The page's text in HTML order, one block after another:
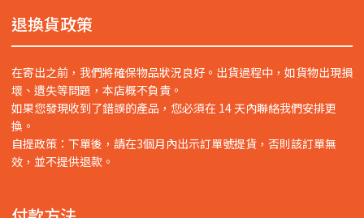
退換貨政策
在寄出之前，我們將確保物品狀況良好。出貨過程中，如貨物出現損
壞、遺失等問題，本店概不負責。
如果您發現收到了錯誤的產品，您必須在 14 天內聯絡我們安排更
換。
自提政策：下單後，請在3個月內出示訂單號提貨，否則該訂單無
效，並不提供退款。